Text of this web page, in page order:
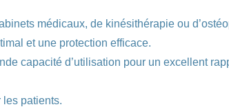
t
i
v
médicaux, de kinésithérapie ou
et une protection efficace.
capacité d’utilisation pour un excellent
les patients.